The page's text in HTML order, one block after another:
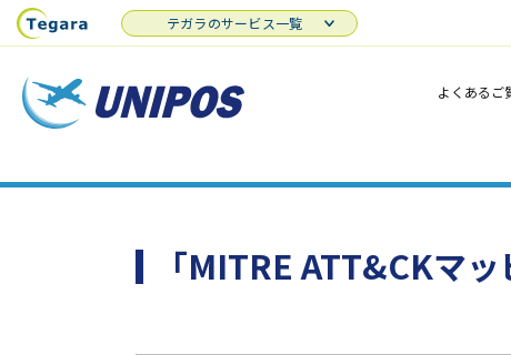
よくあるご
テガラのサービス一覧
「MITRE ATT&CKマ